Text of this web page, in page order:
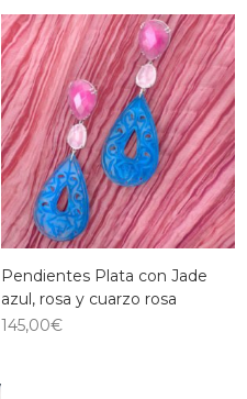
Pendientes Plata con Jade
azul, rosa y cuarzo rosa
145,00€